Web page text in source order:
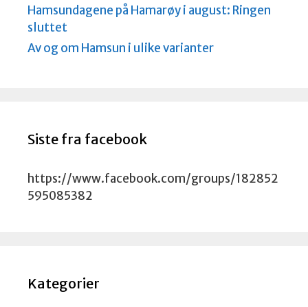
Hamsundagene på Hamarøy i august: Ringen
sluttet
Av og om Hamsun i ulike varianter
Siste fra facebook
https://www.facebook.com/groups/182852
595085382
Kategorier